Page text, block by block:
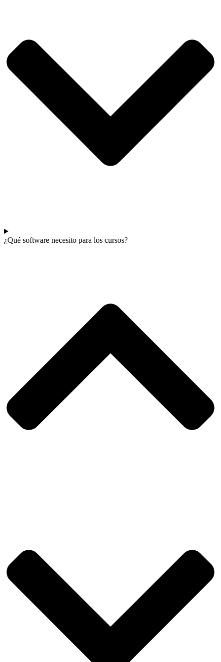
¿Qué software necesito para los cursos?